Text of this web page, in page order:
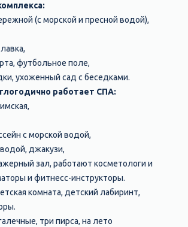
(с морской и пресной водой),
футбольное поле,
ухоженный сад с беседками.
работает СПА:
с морской водой,
джакузи,
зал, работают косметологи и
и фитнесс-инструкторы.
комната, детский лабиринт,
три пирса, на лето